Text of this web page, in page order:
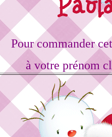
Pour commander
à votre prénom